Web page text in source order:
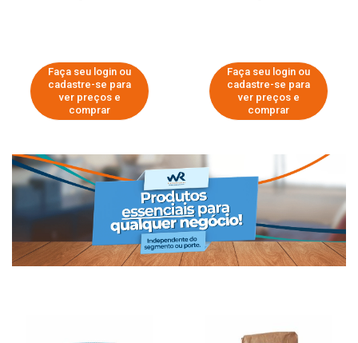
Faça seu login ou
cadastre-se para
ver preços e
comprar
Faça seu login ou
cadastre-se para
ver preços e
comprar